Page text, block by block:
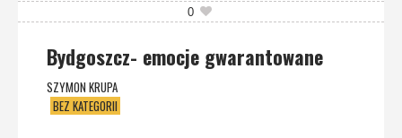
0
Bydgoszcz- emocje gwarantowane
SZYMON KRUPA
BEZ KATEGORII